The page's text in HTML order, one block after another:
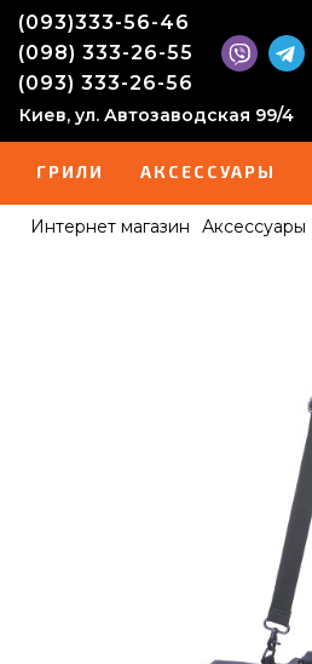
(093)333-56-46
(098) 333-26-55
(093) 333-26-56
Киев, ул. Автозаводская 99/4
ГРИЛИ АКСЕССУАРЫ
Интернет магазин Аксессуары